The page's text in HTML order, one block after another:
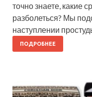
точно знаете, какие
разболеться? Мы
наступлении
ПОДРОБНЕЕ